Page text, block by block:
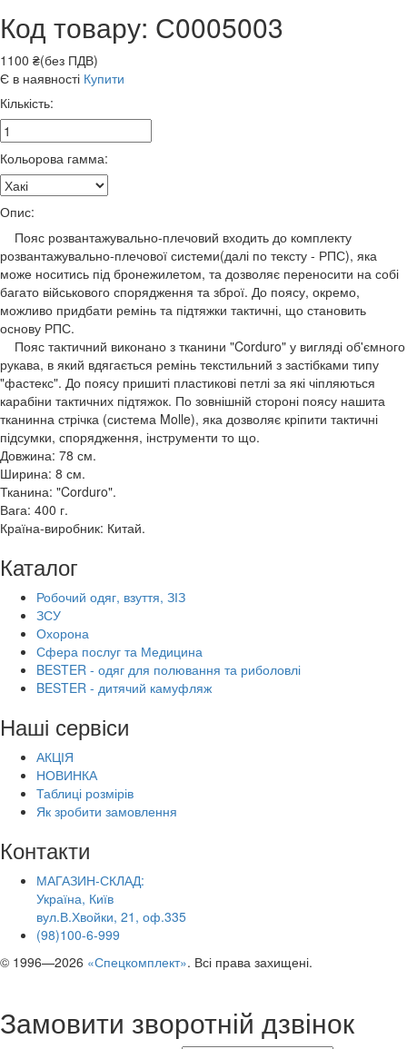
Код товару: С0005003
1100 ₴(без ПДВ)
Є в наявності Купити
Кількість:
Кольорова гамма:
Опис:
Пояс розвантажувально-плечовий входить до комплекту
розвантажувально-плечової системи(далі по тексту - РПС), яка
може носитись під бронежилетом, та дозволяє переносити на собі
багато військового спорядження та зброї. До поясу, окремо,
можливо придбати ремінь та підтяжки тактичні, що становить
основу РПС.
Пояс тактичний виконано з тканини "Corduro" у вигляді об'ємного
рукава, в який вдягається ремінь текстильний з застібками типу
"фастекс". До поясу пришиті пластикові петлі за які чіпляються
карабіни тактичних підтяжок. По зовнішній стороні поясу нашита
тканинна стрічка (система Molle), яка дозволяє кріпити тактичні
підсумки, спорядження, інструменти то що.
Довжина: 78 см.
Ширина: 8 см.
Тканина: "Corduro".
Вага: 400 г.
Країна-виробник: Китай.
Каталог
Робочий одяг, взуття, ЗІЗ
ЗСУ
Охорона
Сфера послуг та Медицина
BESTER - одяг для полювання та риболовлі
BESTER - дитячий камуфляж
Наші сервіси
АКЦІЯ
НОВИНКА
Таблиці розмірів
Як зробити замовлення
Контакти
МАГАЗИН-СКЛАД:
Україна, Київ
вул.В.Хвойки, 21, оф.335
(98)100-6-999
© 1996—2026 «Спецкомплект». Всі права захищені.
Замовити зворотній дзвінок